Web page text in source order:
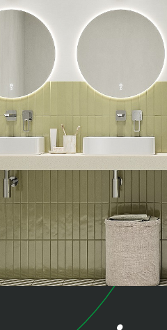
коллекция